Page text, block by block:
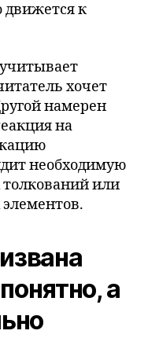
движется к
хочет
намерен
на
необходимую
или
а